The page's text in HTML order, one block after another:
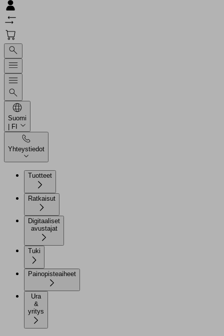
Suomi
| FI
Yhteystiedot
Tuotteet
Ratkaisut
Digitaaliset
avustajat
Tuki
Painopisteaiheet
Ura
&
yritys